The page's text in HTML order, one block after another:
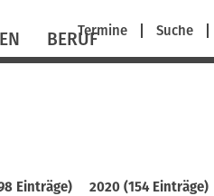
Navigation
überspringen
Termine Suche
BERUF
Einträge)
2020 (154 Einträge)